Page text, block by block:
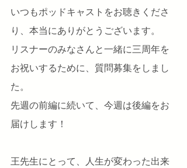
いつもポッドキャストをお聴きくださ
り、本当にありがとうございます。
リスナーのみなさんと一緒に三周年を
お祝いするために、質問募集をしまし
た。
先週の前編に続いて、今週は後編をお
届けします！
王先生にとって、人生が変わった出来